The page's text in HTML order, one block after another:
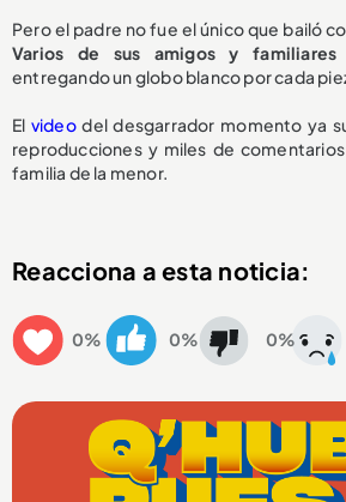
Pero el padre no fue el único que bailó
Varios de sus amigos y
entregando un globo blanco por cada
El videodel desgarrador momento ya
reproducciones y miles de
familia de la menor.
Reacciona a esta noticia:
0% 0% 0%